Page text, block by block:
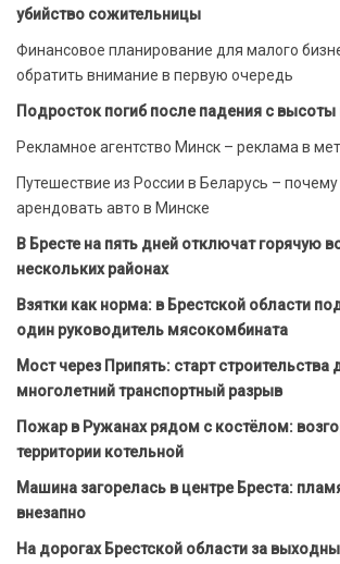
убийство сожительницы
Финансовое планирование для малого
обратить внимание в первую очередь
Подросток погиб после падения с
Рекламное агентство Минск – реклама в
Путешествие из России в Беларусь –
арендовать авто в Минске
В Бресте на пять дней отключат горячую
нескольких районах
Взятки как норма: в Брестской области
один руководитель мясокомбината
Мост через Припять: старт
многолетний транспортный разрыв
Пожар в Ружанах рядом с костёлом:
территории котельной
Машина загорелась в центре Бреста:
внезапно
На дорогах Брестской области за